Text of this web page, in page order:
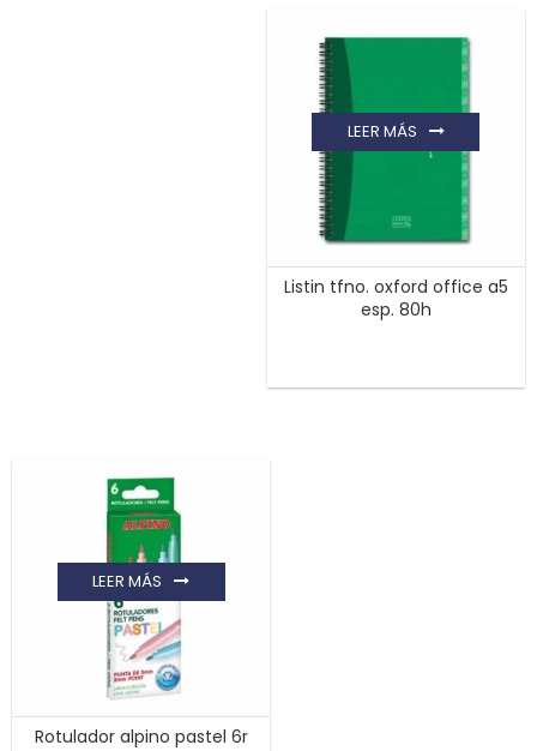
Listin tfno. oxford office a5
esp. 80h
LEER MÁS
Rotulador alpino pastel 6r
LEER MÁS